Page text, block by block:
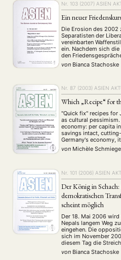
Summer School (10) Symposium (32)
Umwelt Veranstaltung (788)
Workshop
MITGLIEDSCHAFT STUDIUM
MITGLIEDERBEREICH
Nr. 103 (2007) ASIEN
Ein neuer
Die Erosion des 2002
Separatisten der
vereinbarten
ein. Nachdem sich
den
verdeutlichte ein
Colombo im Juli des
von Bianca Stachoske
Nr. 87 (2003) ASIEN
Which „Recipe“ for
"Quick fix" recipes for
as cultural
economy: per capita
savings intact,
Germany's economy,
demography and
indirect financing.
von Michèle
Nr. 101 (2006) ASIEN
Der König in Schach:
demokratischen
scheint möglich
Der 18. Mai 2006
Nepals langem Weg
eingehen. Die
sich im November
diesem Tag die
Verfassung von
Königreich erklärt.
von Bianca Stachoske